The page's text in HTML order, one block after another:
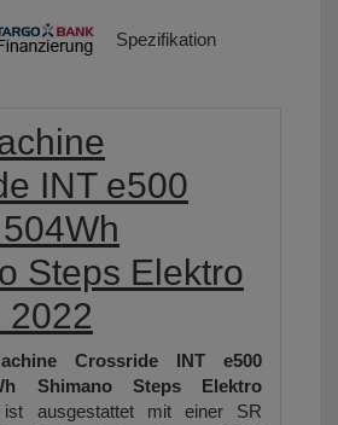
Spezifikation
INT e500
Steps Elektro
2022
Crossride INT e500
Shimano Steps Elektro
ist ausgestattet mit einer SR